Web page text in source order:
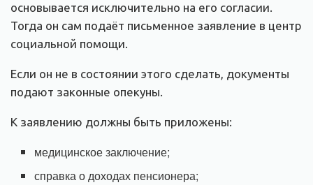
основывается исключительно на его согласии.
Тогда он сам подаёт письменное заявление в центр
социальной помощи.
Если он не в состоянии этого сделать, документы
подают законные опекуны.
К заявлению должны быть приложены:
медицинское заключение;
справка о доходах пенсионера;